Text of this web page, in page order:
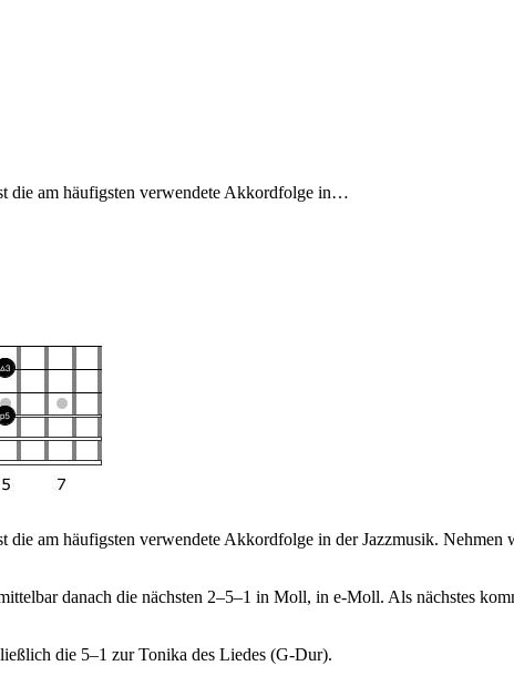
die am häufigsten verwendete Akkordfolge in…
am häufigsten verwendete Akkordfolge in der Jazzmusik. Nehmen
danach die nächsten 2–5–1 in Moll, in e-Moll. Als nächstes
die 5–1 zur Tonika des Liedes (G-Dur).